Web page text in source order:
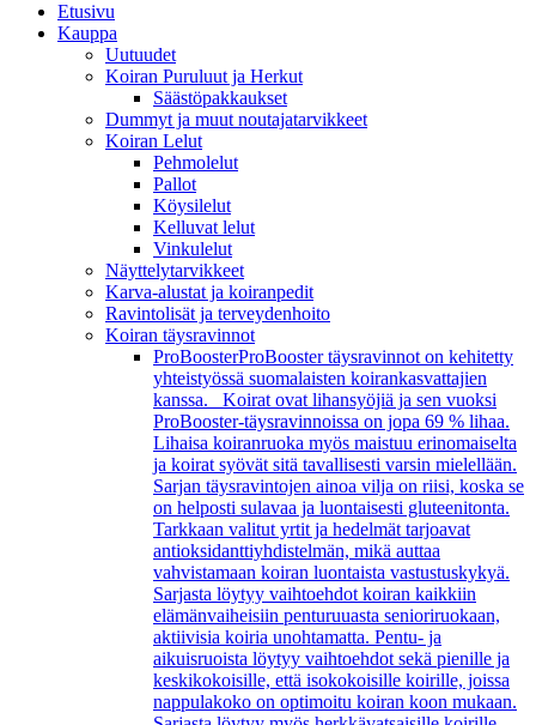
Etusivu
Kauppa
Uutuudet
Koiran Puruluut ja Herkut
Säästöpakkaukset
Dummyt ja muut noutajatarvikkeet
Koiran Lelut
Pehmolelut
Pallot
Köysilelut
Kelluvat lelut
Vinkulelut
Näyttelytarvikkeet
Karva-alustat ja koiranpedit
Ravintolisät ja terveydenhoito
Koiran täysravinnot
ProBoosterProBooster täysravinnot on kehitetty
yhteistyössä suomalaisten koirankasvattajien
kanssa. Koirat ovat lihansyöjiä ja sen vuoksi
ProBooster-täysravinnoissa on jopa 69 % lihaa.
Lihaisa koiranruoka myös maistuu erinomaiselta
ja koirat syövät sitä tavallisesti varsin mielellään.
Sarjan täysravintojen ainoa vilja on riisi, koska se
on helposti sulavaa ja luontaisesti gluteenitonta.
Tarkkaan valitut yrtit ja hedelmät tarjoavat
antioksidanttiyhdistelmän, mikä auttaa
vahvistamaan koiran luontaista vastustuskykyä.
Sarjasta löytyy vaihtoehdot koiran kaikkiin
elämänvaiheisiin penturuuasta senioriruokaan,
aktiivisia koiria unohtamatta. Pentu- ja
aikuisruoista löytyy vaihtoehdot sekä pienille ja
keskikokoisille, että isokokoisille koirille, joissa
nappulakoko on optimoitu koiran koon mukaan.